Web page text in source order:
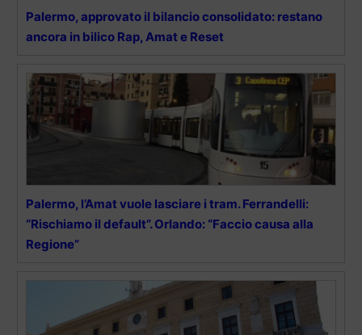
Palermo, approvato il bilancio consolidato: restano
ancora in bilico Rap, Amat e Reset
Palermo, l’Amat vuole lasciare i tram. Ferrandelli:
“Rischiamo il default”. Orlando: “Faccio causa alla
Regione”